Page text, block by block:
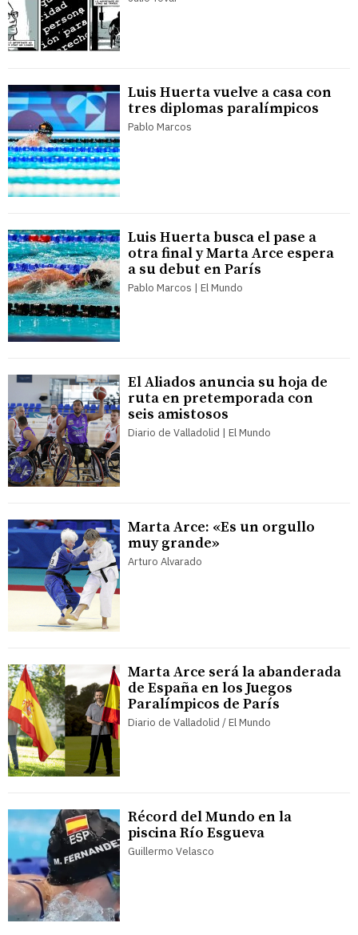
Luis Huerta vuelve a casa con
tres diplomas paralímpicos
Pablo Marcos
Luis Huerta busca el pase a
otra final y Marta Arce espera
a su debut en París
Pablo Marcos | El Mundo
El Aliados anuncia su hoja de
ruta en pretemporada con
seis amistosos
Diario de Valladolid | El Mundo
Marta Arce: «Es un orgullo
muy grande»
Arturo Alvarado
Marta Arce será la abanderada
de España en los Juegos
Paralímpicos de París
Diario de Valladolid / El Mundo
Récord del Mundo en la
piscina Río Esgueva
Guillermo Velasco